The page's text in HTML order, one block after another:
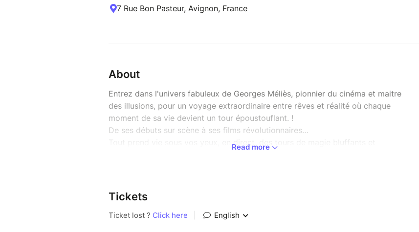
7 Rue Bon Pasteur, Avignon, France
About
Entrez dans l'univers fabuleux de Georges Méliès, pionnier du cinéma et maitre
des illusions, pour un voyage extraordinaire entre rêves et réalité où chaque
moment de sa vie devient un tour époustouflant. !
De ses débuts sur scène à ses films révolutionnaires…
Tout prend vie sous vos yeux, en direct, des tours de magie bluffants et
Et aujourd'hui, l’impossible devient réalité.
Un voyage fascinant dans la vie du premier magicien du cinéma.
Une expérience immersive, visuelle et captivante, à partager en famille.
Read more
Tickets